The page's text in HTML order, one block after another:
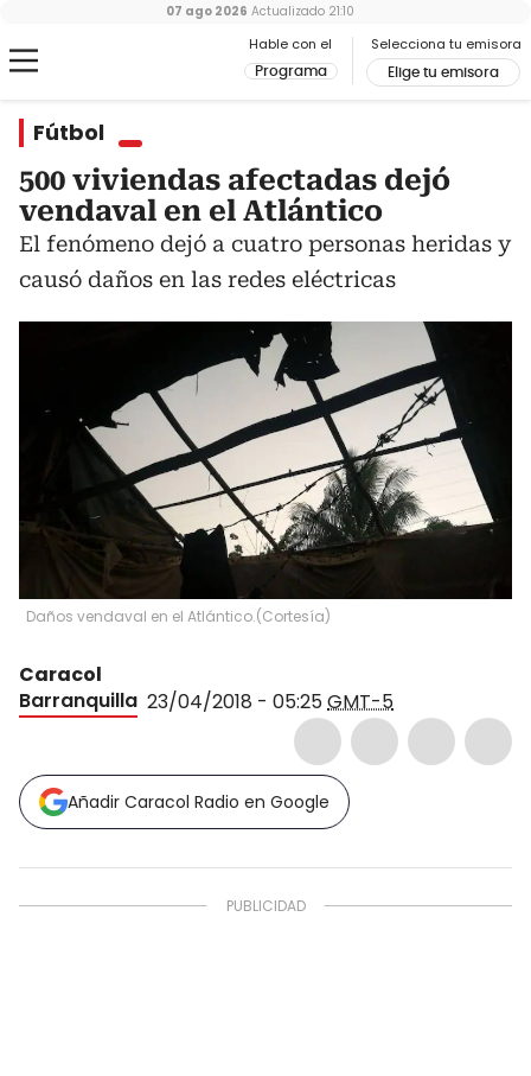
Hable con el
Programa
Selecciona tu emisora
Elige tu emisora
07 ago 2026 Actualizado 21:10
Fútbol
500 viviendas afectadas dejó
vendaval en el Atlántico
El fenómeno dejó a cuatro personas heridas y
causó daños en las redes eléctricas
Daños vendaval en el Atlántico.(Cortesía)
Caracol
Barranquilla 23/04/2018 - 05:25GMT-5
Añadir Caracol Radio en Google